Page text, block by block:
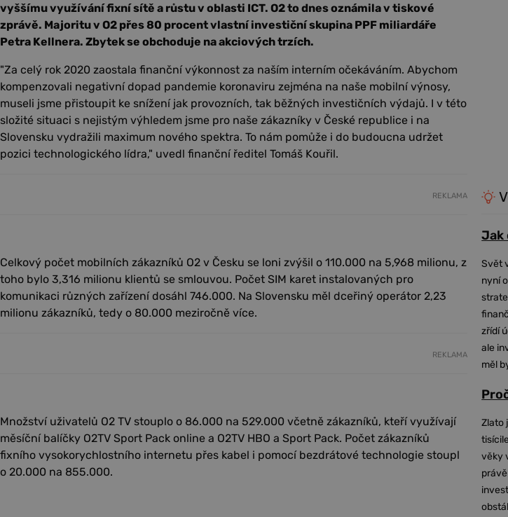
vyššímu využívání fixní sítě a růstu v oblasti ICT. O2 to dnes oznámila v tiskové
zprávě. Majoritu v O2 přes 80 procent vlastní investiční skupina PPF miliardáře
Petra Kellnera. Zbytek se obchoduje na akciových trzích.
"Za celý rok 2020 zaostala finanční výkonnost za naším interním očekáváním. Abychom
kompenzovali negativní dopad pandemie koronaviru zejména na naše mobilní výnosy,
museli jsme přistoupit ke snížení jak provozních, tak běžných investičních výdajů. I v této
složité situaci s nejistým výhledem jsme pro naše zákazníky v České republice i na
Slovensku vydražili maximum nového spektra. To nám pomůže i do budoucna udržet
pozici technologického lídra," uvedl finanční ředitel Tomáš Kouřil.
REKLAMA
Celkový počet mobilních zákazníků O2 v Česku se loni zvýšil o 110.000 na 5,968 milionu, z
toho bylo 3,316 milionu klientů se smlouvou. Počet SIM karet instalovaných pro
komunikaci různých zařízení dosáhl 746.000. Na Slovensku měl dceřiný operátor 2,23
milionu zákazníků, tedy o 80.000 meziročně více.
REKLAMA
Množství uživatelů O2 TV stouplo o 86.000 na 529.000 včetně zákazníků, kteří využívají
měsíční balíčky O2TV Sport Pack online a O2TV HBO a Sport Pack. Počet zákazníků
fixního vysokorychlostního internetu přes kabel i pomocí bezdrátové technologie stoupl
o 20.000 na 855.000.
Jak
Svět
nyní
zřídí
ale
měl
Zlato
věky